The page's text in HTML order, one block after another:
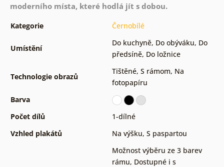
moderního místa, které hodlá jít s dobou.
Kategorie Černobílé
Umístění
Do kuchyně, Do obýváku, Do
předsíně, Do ložnice
Technologie obrazů
Tištěné, S rámom, Na
fotopapíru
Barva
Počet dílů
1-dílné
Vzhled plakátů
Na výšku, S paspartou
Možnost výběru ze 3 barev
rámu, Dostupné i s